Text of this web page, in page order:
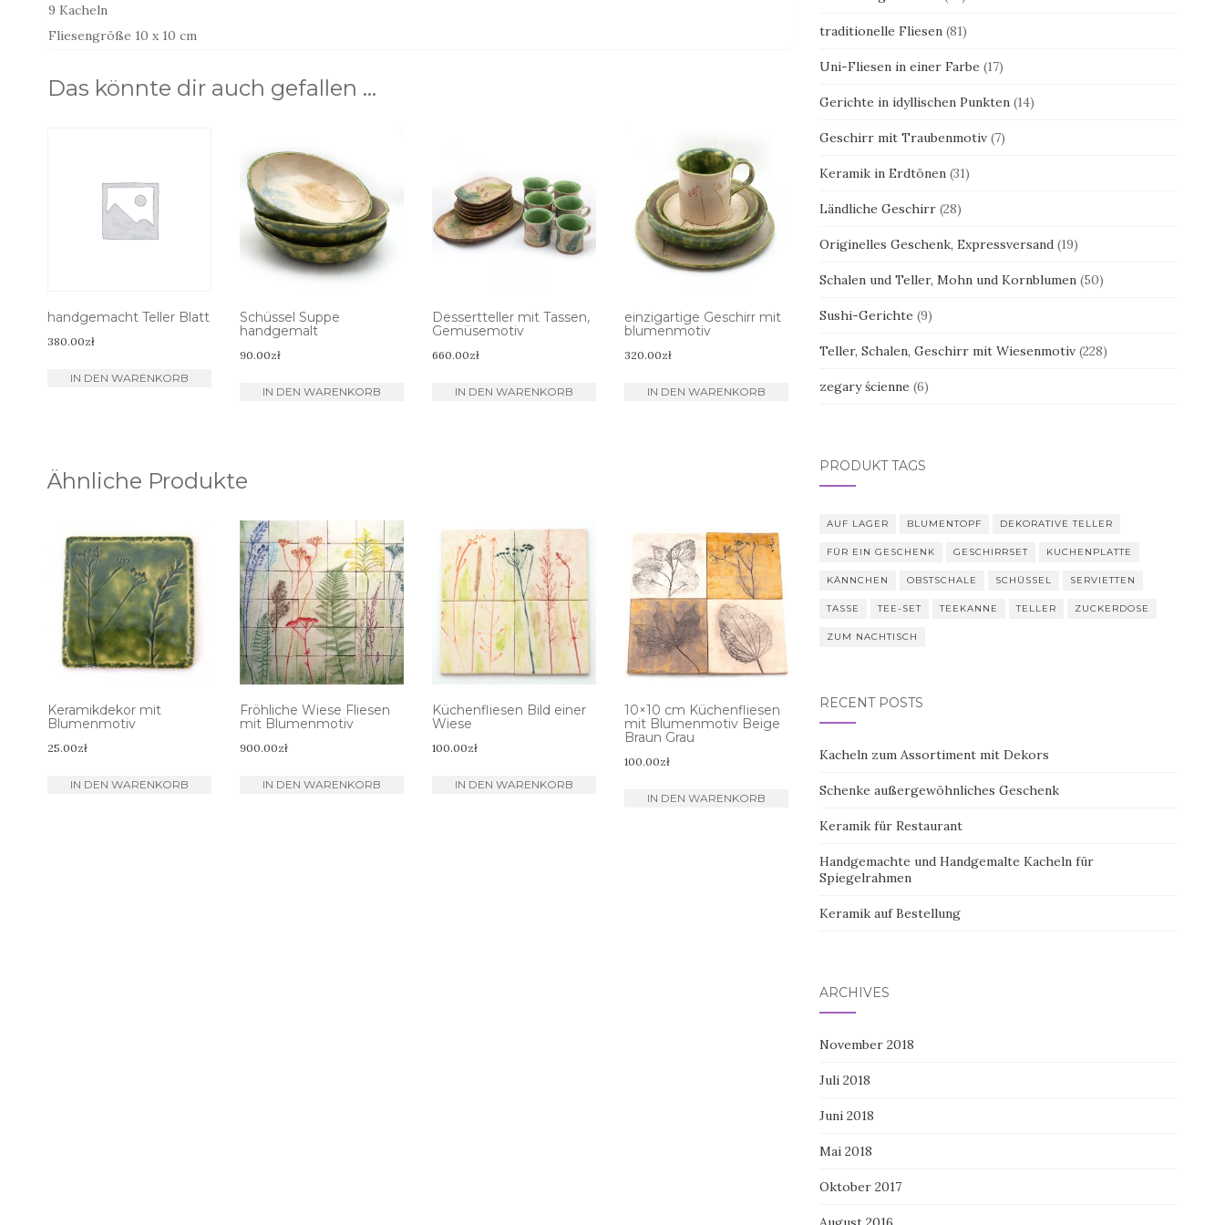
9 Kacheln
Fliesengröße 10 x 10 cm
Das könnte dir auch gefallen …
handgemacht Teller Blatt
380.00zł
IN DEN WARENKORB
Schüssel Suppe
handgemalt
90.00zł
IN DEN WARENKORB
Dessertteller mit Tassen,
Gemüsemotiv
660.00zł
IN DEN WARENKORB
einzigartige Geschirr mit
blumenmotiv
320.00zł
IN DEN WARENKORB
Ähnliche Produkte
Keramikdekor mit
Blumenmotiv
25.00zł
IN DEN WARENKORB
Fröhliche Wiese Fliesen
mit Blumenmotiv
900.00zł
IN DEN WARENKORB
Küchenfliesen Bild einer
Wiese
100.00zł
IN DEN WARENKORB
10×10 cm Küchenfliesen
mit Blumenmotiv Beige
Braun Grau
100.00zł
IN DEN WARENKORB
traditionelle Fliesen (81)
Uni-Fliesen in einer Farbe (17)
Gerichte in idyllischen Punkten (14)
Geschirr mit Traubenmotiv (7)
Keramik in Erdtönen (31)
Ländliche Geschirr (28)
Originelles Geschenk, Expressversand (19)
Schalen und Teller, Mohn und Kornblumen (50)
Sushi-Gerichte (9)
Teller, Schalen, Geschirr mit Wiesenmotiv (228)
zegary ścienne (6)
PRODUKT TAGS
AUF LAGER BLUMENTOPF DEKORATIVE TELLER
FÜR EIN GESCHENK GESCHIRRSET KUCHENPLATTE
KÄNNCHEN OBSTSCHALE SCHÜSSEL SERVIETTEN
TASSE TEE-SET TEEKANNE TELLER ZUCKERDOSE
ZUM NACHTISCH
RECENT POSTS
Kacheln zum Assortiment mit Dekors
Schenke außergewöhnliches Geschenk
Keramik für Restaurant
Handgemachte und Handgemalte Kacheln für
Spiegelrahmen
Keramik auf Bestellung
ARCHIVES
November 2018
Juli 2018
Juni 2018
Mai 2018
Oktober 2017